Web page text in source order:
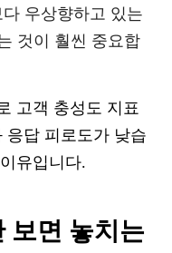
우상향하고 있는
것이 훨씬 중요합
고객 충성도 지표
응답 피로도가 낮습
유입니다.
보면 놓치는